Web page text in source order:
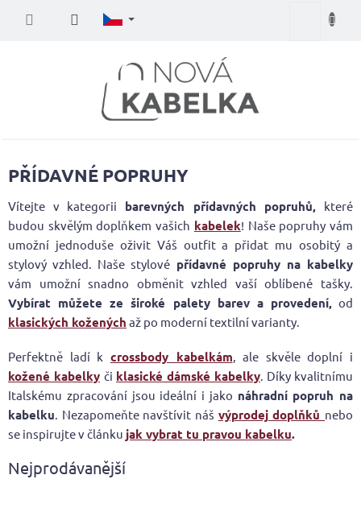
Nákupní
PŘÍDAVNÉ POPRUHY
Vítejte v kategorii barevných přídavných popruhů, které
budou skvělým doplňkem vašich kabelek! Naše popruhy vám
umožní jednoduše oživit Váš outfit a přidat mu osobitý a
stylový vzhled. Naše stylové přídavné popruhy na kabelky
vám umožní snadno obměnit vzhled vaší oblíbené tašky.
Vybírat můžete ze široké palety barev a provedení,od
klasických kožených až po moderní textilní varianty.
Perfektně ladí k crossbody kabelkám, ale skvěle doplní i
kožené kabelky či klasické dámské kabelky. Díky kvalitnímu
Italskému zpracování jsou ideální i jako náhradní popruh na
kabelku. Nezapomeňte navštívit náš výprodej doplňků nebo
se inspirujte v článku jak vybrat tu pravou kabelku.
Nejprodávanější